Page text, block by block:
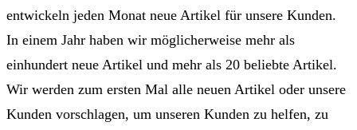
entwickeln jeden Monat neue Artikel für unsere Kunden.
In einem Jahr haben wir möglicherweise mehr als
einhundert neue Artikel und mehr als 20 beliebte Artikel.
Wir werden zum ersten Mal alle neuen Artikel oder unsere
Kunden vorschlagen, um unseren Kunden zu helfen, zu